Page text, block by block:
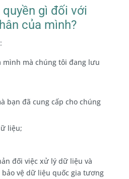
gì đối với
của mình?
mà chúng tôi đang lưu
bạn đã cung cấp cho chúng
liệu;
đối việc xử lý dữ liệu và
vệ dữ liệu quốc gia tương